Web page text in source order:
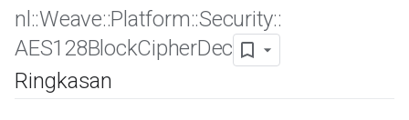
nl ::Weave::Platform::Security::
AES128BlockCipherDec
Ringkasan